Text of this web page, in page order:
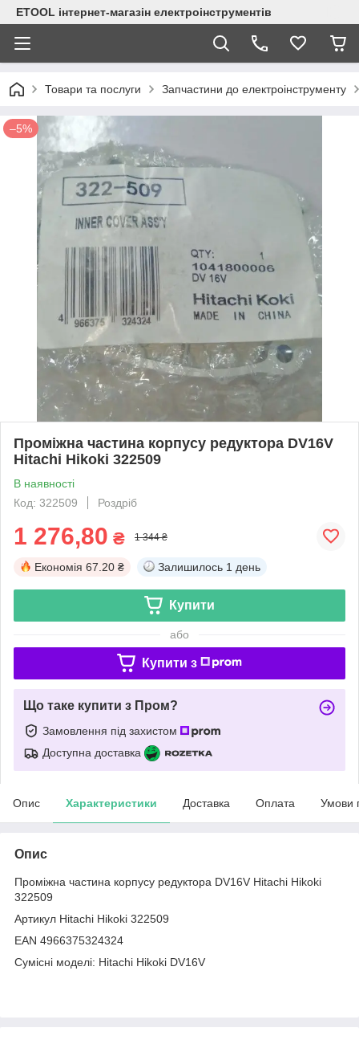
ETOOL інтернет-магазін електроінструментів
Товари та послуги Запчастини до електроінструменту
–5%
Проміжна частина корпусу редуктора DV16V
Hitachi Hikoki 322509
В наявності
Код: 322509
Роздріб
1 276,80 ₴ 1 344 ₴
Економія 67.20 ₴ Залишилось 1 день
Купити
або
Купити з
Що таке купити з Пром?
Замовлення під захистом
Доступна доставка
Опис Характеристики Доставка Оплата Умови
Опис
Проміжна частина корпусу редуктора DV16V Hitachi Hikoki
322509
Артикул Hitachi Hikoki 322509
EAN 4966375324324
Сумісні моделі: Hitachi Hikoki DV16V